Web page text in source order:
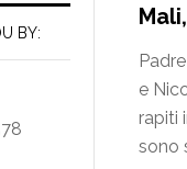
e
rapiti
sono
BY: